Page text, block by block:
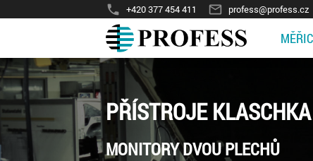
phone +420 377 454 411 mail_outline profess@profess.cz
PŘÍSTROJE KLASCHKA
MONITORY DVOU PLECHŮ